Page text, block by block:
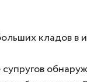
кладов
супругов